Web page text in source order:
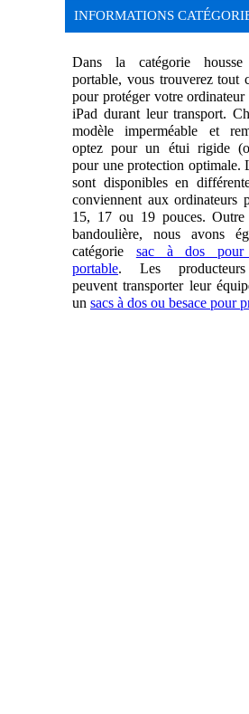
INFORMATIONS
Dans la catégorie housse
portable, vous trouverez tout
pour protéger votre ordinateur
iPad durant leur transport.
modèle imperméable et
optez pour un étui rigide
pour une protection optimale.
sont disponibles en
conviennent aux ordinateurs
15, 17 ou 19 pouces. Outre
bandoulière, nous avons
catégorie sac à dos pour
portable. Les producteurs
peuvent transporter leur
un sacs à dos ou besace pour